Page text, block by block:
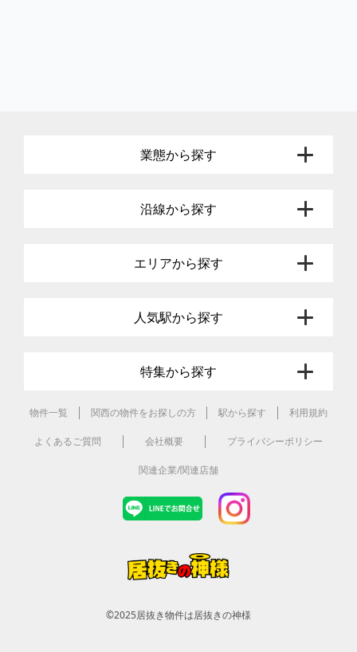
業態から探す
沿線から探す
エリアから探す
人気駅から探す
特集から探す
物件一覧 関西の物件をお探しの方 駅から探す 利用規約
よくあるご質問 会社概要 プライバシーポリシー
関連企業/関連店舗
©2025居抜き物件は居抜きの神様